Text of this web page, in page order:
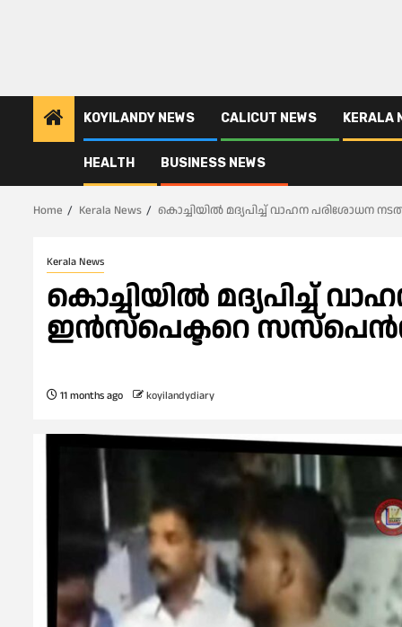
KOYILANDY NEWS CALICUT NEWS KERALA
HEALTH BUSINESS NEWS
Home Kerala News കൊച്ചിയിൽ മദ്യപിച്ച് വാഹന പരിശോധന
Kerala News
കൊച്ചിയിൽ മദ്യപിച്ച്
ഇൻസ്പെക്ടറെ
11 months ago koyilandydiary